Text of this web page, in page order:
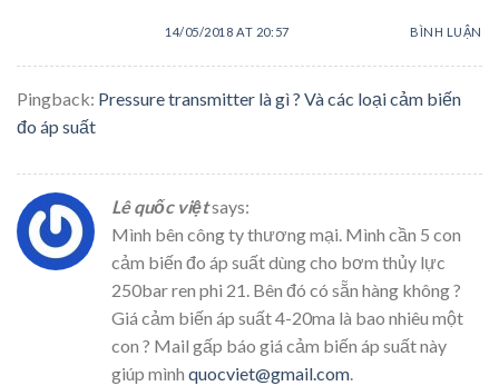
14/05/2018 AT 20:57 BÌNH LUẬN
Pingback: Pressure transmitter là gì ? Và các loại cảm biến
đo áp suất
Lê quốc việtsays:
Mình bên công ty thương mại. Mình cần 5 con
cảm biến đo áp suất dùng cho bơm thủy lực
250bar ren phi 21. Bên đó có sẵn hàng không ?
Giá cảm biến áp suất 4-20ma là bao nhiêu một
con ? Mail gấp báo giá cảm biến áp suất này
giúp mình quocviet@gmail.com.